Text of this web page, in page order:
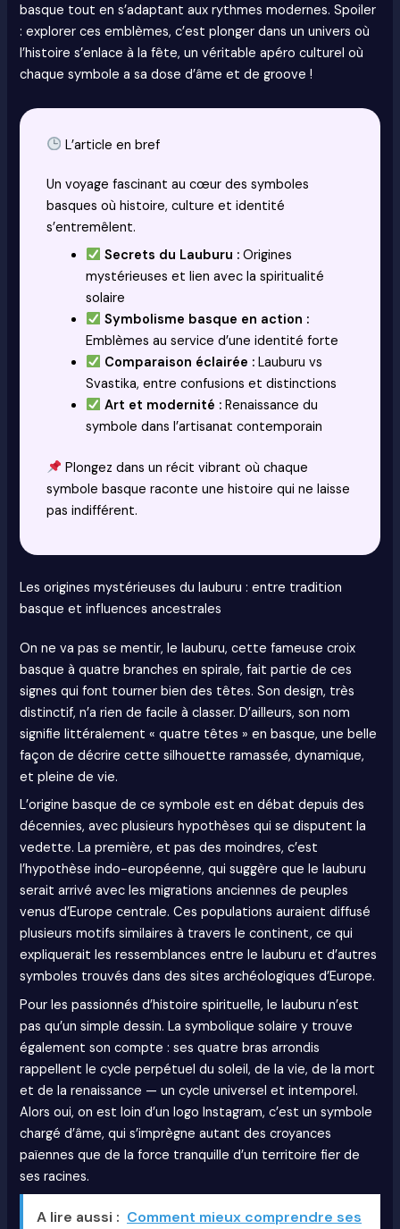
basque tout en s’adaptant aux rythmes modernes. Spoiler
: explorer ces emblèmes, c’est plonger dans un univers où
l’histoire s’enlace à la fête, un véritable apéro culturel où
chaque symbole a sa dose d’âme et de groove !
L’article en bref
Un voyage fascinant au cœur des symboles
basques où histoire, culture et identité
s’entremêlent.
Secrets du Lauburu :Origines
mystérieuses et lien avec la spiritualité
solaire
Symbolisme basque en action :
Emblèmes au service d’une identité forte
Comparaison éclairée :Lauburu vs
Svastika, entre confusions et distinctions
Art et modernité :Renaissance du
symbole dans l’artisanat contemporain
Plongez dans un récit vibrant où chaque
symbole basque raconte une histoire qui ne laisse
pas indifférent.
Les origines mystérieuses du lauburu : entre tradition
basque et influences ancestrales
On ne va pas se mentir, le lauburu, cette fameuse croix
basque à quatre branches en spirale, fait partie de ces
signes qui font tourner bien des têtes. Son design, très
distinctif, n’a rien de facile à classer. D’ailleurs, son nom
signifie littéralement « quatre têtes » en basque, une belle
façon de décrire cette silhouette ramassée, dynamique,
et pleine de vie.
L’origine basque de ce symbole est en débat depuis des
décennies, avec plusieurs hypothèses qui se disputent la
vedette. La première, et pas des moindres, c’est
l’hypothèse indo-européenne, qui suggère que le lauburu
serait arrivé avec les migrations anciennes de peuples
venus d’Europe centrale. Ces populations auraient diffusé
plusieurs motifs similaires à travers le continent, ce qui
expliquerait les ressemblances entre le lauburu et d’autres
symboles trouvés dans des sites archéologiques d’Europe.
Pour les passionnés d’histoire spirituelle, le lauburu n’est
pas qu’un simple dessin. La symbolique solaire y trouve
également son compte : ses quatre bras arrondis
rappellent le cycle perpétuel du soleil, de la vie, de la mort
et de la renaissance — un cycle universel et intemporel.
Alors oui, on est loin d’un logo Instagram, c’est un symbole
chargé d’âme, qui s’imprègne autant des croyances
païennes que de la force tranquille d’un territoire fier de
ses racines.
A lire aussi : Comment mieux comprendre ses